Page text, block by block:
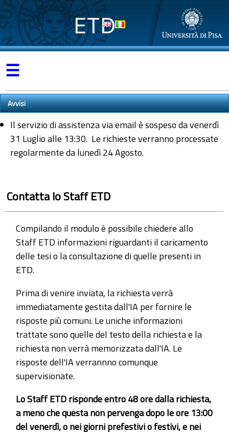
ETD
☰
Avvisi
Il servizio di assistenza via email è sospeso da venerdì
31 Luglio alle 13:30. Le richieste verranno processate
regolarmente da lunedì 24 Agosto.
Contatta lo Staff ETD
Compilando il modulo è possibile chiedere allo
Staff ETD informazioni riguardanti il caricamento
delle tesi o la consultazione di quelle presenti in
ETD.
Prima di venire inviata, la richiesta verrà
immediatamente gestita dall'IA per fornire le
risposte più comuni. Le uniche informazioni
trattate sono quelle del testo della richiesta e la
richiesta non verrà memorizzata dall'IA. Le
risposte dell'IA verrannno comunque
supervisionate.
Lo Staff ETD risponde entro 48 ore dalla richiesta,
a meno che questa non pervenga dopo le ore 13:00
del venerdì, o nei giorni prefestivi o festivi, e nei